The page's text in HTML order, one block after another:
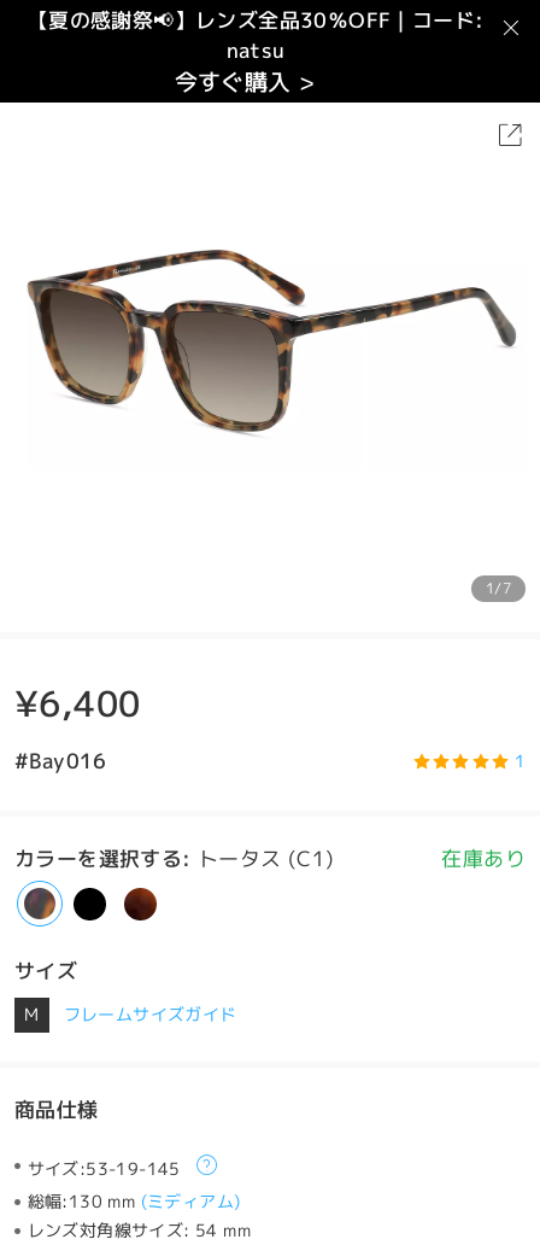
【夏の感謝祭📢】レンズ全品30％OFF｜コード:
natsu
今すぐ購入 >
1/7
¥6,400
#Bay016 1
カラーを選択する: トータス (C1) 在庫あり
サイズ
M フレームサイズガイド
商品仕様
サイズ:53-19-145
総幅:130 mm (ミディアム)
レンズ対角線サイズ: 54 mm